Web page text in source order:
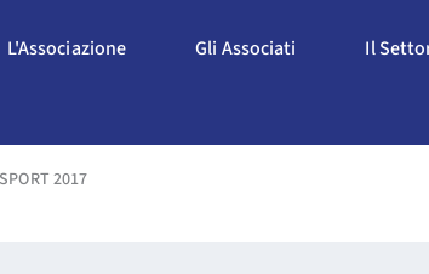
L'Associazione Apri L'Associazione
Gli Associati Apri GliIl
2017